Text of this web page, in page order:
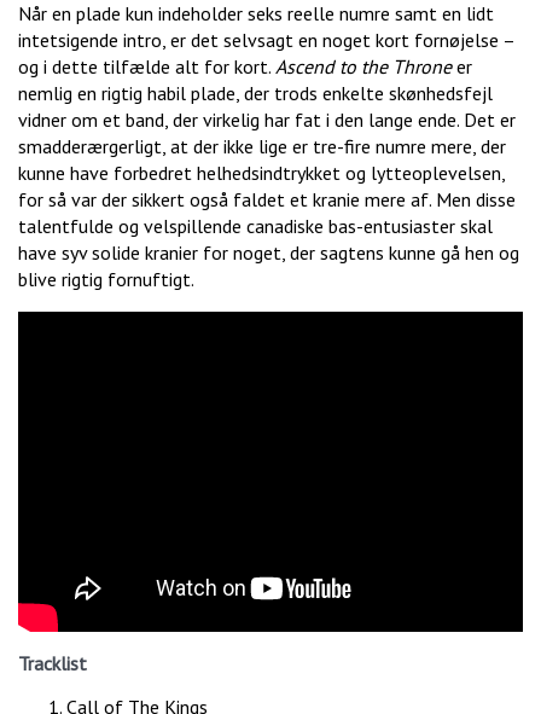
Når en plade kun indeholder seks reelle numre samt en lidt
intetsigende intro, er det selvsagt en noget kort fornøjelse –
og i dette tilfælde alt for kort. Ascend to the Throneer
nemlig en rigtig habil plade, der trods enkelte skønhedsfejl
vidner om et band, der virkelig har fat i den lange ende. Det er
smadderærgerligt, at der ikke lige er tre-fire numre mere, der
kunne have forbedret helhedsindtrykket og lytteoplevelsen,
for så var der sikkert også faldet et kranie mere af. Men disse
talentfulde og velspillende canadiske bas-entusiaster skal
have syv solide kranier for noget, der sagtens kunne gå hen og
blive rigtig fornuftigt.
Tracklist
Call of The Kings